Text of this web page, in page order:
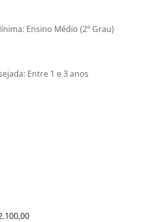
ser parte da equipe da REDE
e o bem-estar do
Ensino Médio (2º Grau)
Entre 1 e 3 anos